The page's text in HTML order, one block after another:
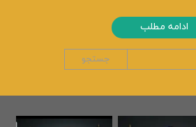
ادامه مطلب
جستجو